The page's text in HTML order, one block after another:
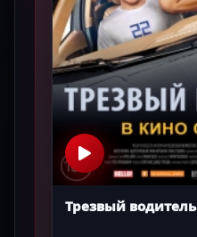
Трезвый водитель